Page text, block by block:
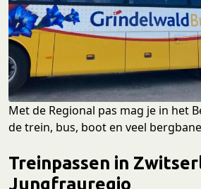
Met de Regional pas mag je in het
de trein, bus, boot en veel
Treinpassen in
Jungfrauregio